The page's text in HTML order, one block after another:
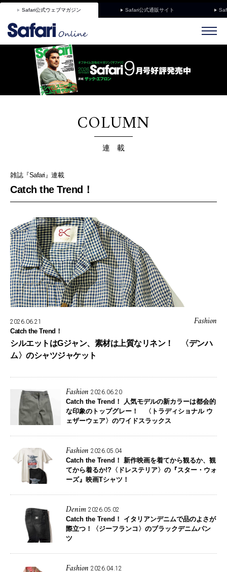
Safari公式ウェブマガジン Safari公式通販サイト
COLUMN
連 載
雑誌『Safari』連載
Catch the Trend！
Fashion
2026.06.21
Catch the Trend！
シルエットはGジャン、素材は上質なリネン！ 〈デンハ
ム〉のシャツジャケット
Fashion 2026.06.20
Catch the Trend！
人気モデルの新カラーは都会的
な印象のトップグレー！ 〈トラディショナル ウ
ェザーウェア〉のワイドスラックス
Fashion 2026.05.04
Catch the Trend！ 新作映画を着てから観るか、観
てから着るか!?〈ドレステリア〉の『スター・ウォ
ーズ』映画Tシャツ！
Denim 2026.05.02
Catch the Trend！
イタリアンデニムで品のよさが
際立つ！〈ジーフランコ〉のブラックデニムパン
ツ
Fashion 2026.04.12